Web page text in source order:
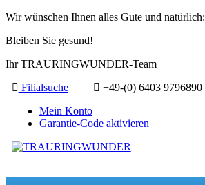
Wir wünschen Ihnen alles Gute und natürlich:
Bleiben Sie gesund!
Ihr TRAURINGWUNDER-Team
Filialsuche
+49-(0) 6403 9796890
Mein Konto
Garantie-Code aktivieren